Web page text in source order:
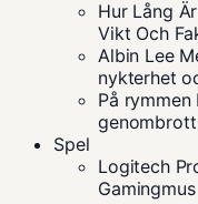
Hur Lång
Vikt Och
Albin Lee
nykterhet
På rymmen
Spel
Logitech
Gamingmus